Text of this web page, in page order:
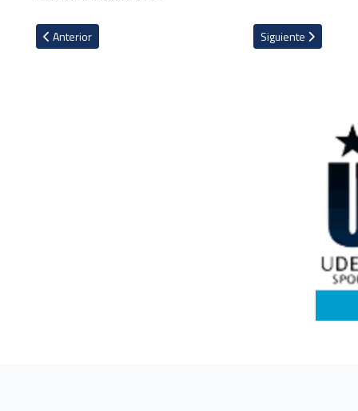
Artículo anterior: Alisson: ''Así es como Dios nos ama, a través de
Anterior Artículo siguiente:
Siguiente